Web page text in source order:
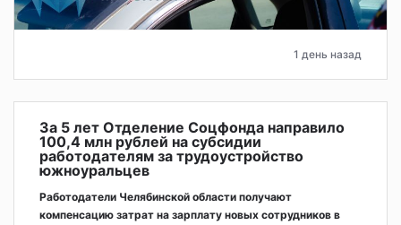
1 день назад
За 5 лет Отделение Соцфонда направило
100,4 млн рублей на субсидии
работодателям за трудоустройство
южноуральцев
Работодатели Челябинской области получают
компенсацию затрат на зарплату новых сотрудников в